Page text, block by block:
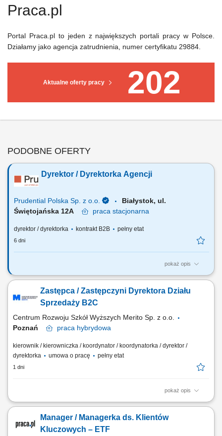
Praca.pl
Aktualne oferty pracy 202
Portal Praca.pl to jeden z największych portali pracy w Polsce.
Działamy jako agencja zatrudnienia, numer certyfikatu 29884.
PODOBNE OFERTY
Dyrektor / Dyrektorka Agencji
Prudential Polska Sp. z o.o.
Białystok, ul.
Świętojańska 12A
praca stacjonarna
dyrektor / dyrektorka kontrakt B2B pełny etat
6 dni
pokaż opis
Za co będziesz odpowiadać: własny biznes przychodowy i zarządzanie
Planowania Finansowego oraz Menedżerów, budowanie portfela
Klientów poprzez aktywną sprzedaż własną, zapewnienie wsparcia
Zastępca / Zastępczyni Dyrektora Działu
Sprzedaży B2C
Centrum Rozwoju Szkół Wyższych Merito Sp. z o.o.
Poznań
praca hybrydowa
kierownik / kierowniczka / koordynator / koordynatorka / dyrektor /
dyrektorka
umowa o pracę pełny etat
1 dni
pokaż opis
Zakres obowiązków: Współtworzenie i realizacja strategii sprzedaży
oraz inicjatyw wspierających rozwój sprzedaży. Tworzenie polityk
sprzedażowych i cenowych (w tym narzędzi do promocji).
Manager / Managerka ds. Klientów
Kluczowych – ETF